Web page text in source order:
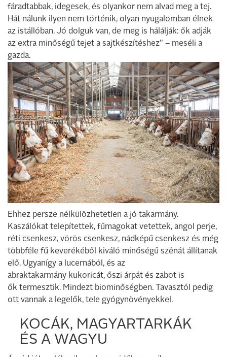
fáradtabbak, idegesek, és olyankor nem alvad meg a tej.
Hát nálunk ilyen nem történik, olyan nyugalomban élnek
az istállóban. Jó dolguk van, de meg is hálálják: ők adják
az extra minőségű tejet a sajtkészítéshez” – meséli a
gazda.
Ehhez persze nélkülözhetetlen a jó takarmány.
Kaszálókat telepítettek, fűmagokat vetettek, angol perje,
réti csenkesz, vörös csenkesz, nádképű csenkesz és még
többféle fű keverékéből kiváló minőségű szénát állítanak
elő. Ugyanígy a lucernából, és az
abraktakarmány kukoricát, őszi árpát és zabot is
ők termesztik. Mindezt biominőségben. Tavasztól pedig
ott vannak a legelők, tele gyógynövényekkel.
KOCÁK, MAGYARTARKÁK
ÉS A WAGYU